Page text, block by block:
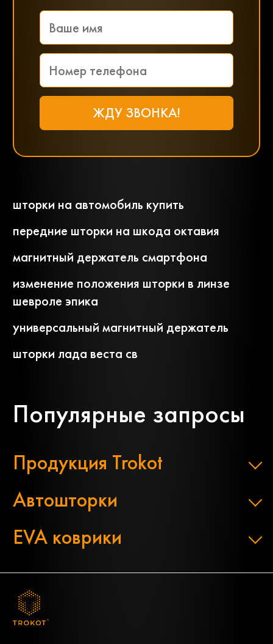
Популярные запросы
Продукция Trokot
Автошторки
EVA коврики
шторки на автомобиль купить
передние шторки на шкода октавия
магнитный держатель смартфона
изменение положения шторки в линзе
шевроле эпика
универсальный магнитный держатель
шторки лада веста св